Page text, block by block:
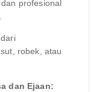
profesional
robek, atau
dan Ejaan: